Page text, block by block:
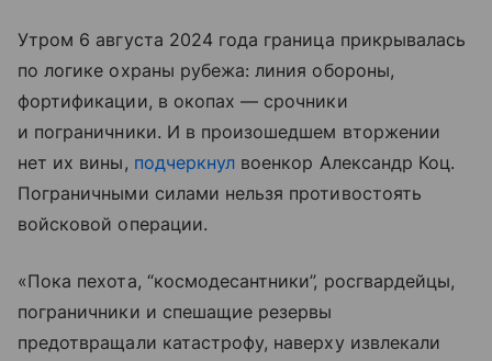
Утром 6 августа 2024 года граница прикрывалась
по логике охраны рубежа: линия обороны,
фортификации, в окопах — срочники
и пограничники. И в произошедшем вторжении
нет их вины, подчеркнул военкор Александр Коц.
Пограничными силами нельзя противостоять
войсковой операции.
«Пока пехота, “космодесантники”, росгвардейцы,
пограничники и спешащие резервы
предотвращали катастрофу, наверху извлекали